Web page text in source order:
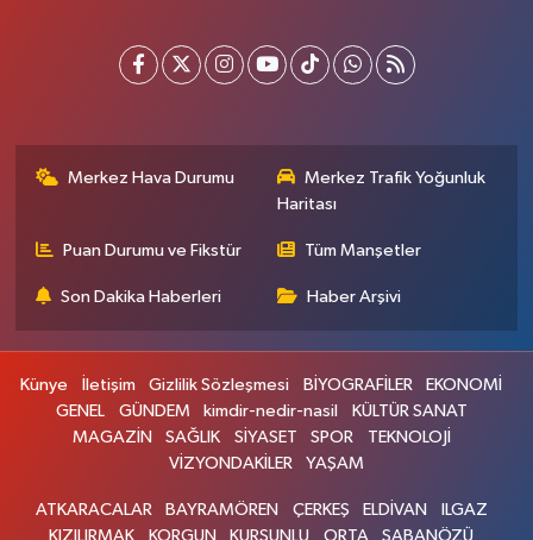
Merkez Hava Durumu
Merkez Trafik Yoğunluk
Haritası
Puan Durumu ve Fikstür Tüm Manşetler
Son Dakika Haberleri Haber Arşivi
Künye İletişim Gizlilik Sözleşmesi BİYOGRAFİLER
EKONOMİ
GENEL
GÜNDEM kimdir-nedir-nasil
KÜLTÜR SANAT
MAGAZİN
SAĞLIK SİYASET SPOR
TEKNOLOJİ
VİZYONDAKİLER
YAŞAM
ATKARACALAR BAYRAMÖREN ÇERKEŞ ELDİVAN
ILGAZ
KIZILIRMAK
KORGUN KURŞUNLU ORTA ŞABANÖZÜ